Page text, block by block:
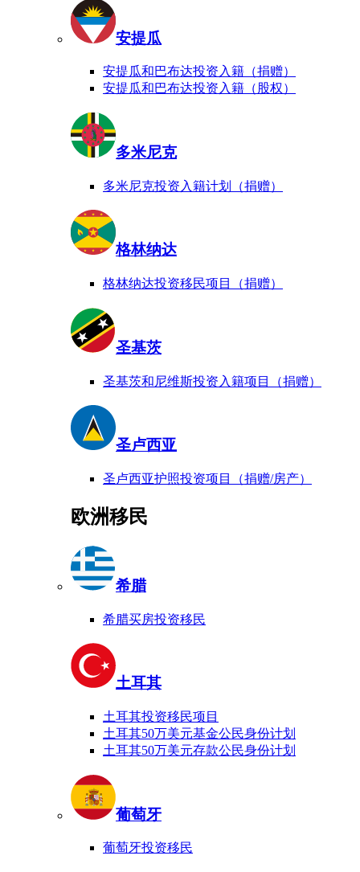
安提瓜
安提瓜和巴布达投资入籍（捐赠）
安提瓜和巴布达投资入籍（股权）
多米尼克
多米尼克投资入籍计划（捐赠）
格林纳达
格林纳达投资移民项目（捐赠）
圣基茨
圣基茨和尼维斯投资入籍项目（捐赠）
圣卢西亚
圣卢西亚护照投资项目（捐赠/房产）
欧洲移民
希腊
希腊买房投资移民
土耳其
土耳其投资移民项目
土耳其50万美元基金公民身份计划
土耳其50万美元存款公民身份计划
葡萄牙
葡萄牙投资移民